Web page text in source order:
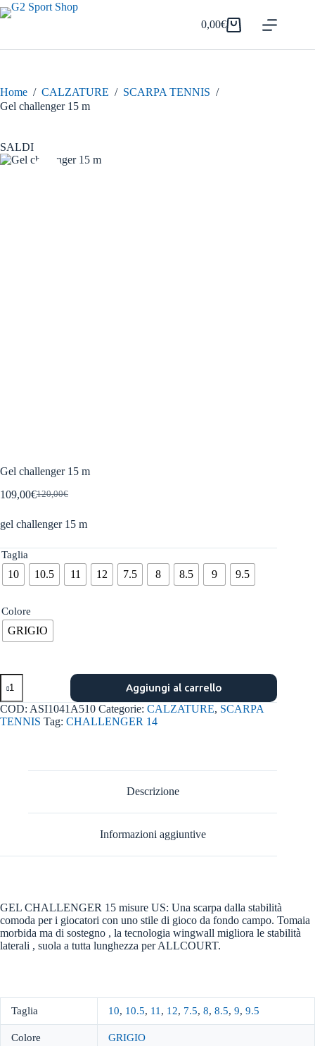
Salta
al
Carrello
0,00€
Home / CALZATURE / SCARPA TENNIS /
Gel challenger 15 m
SALDI
Gel challenger 15 m
120,00€
Il
originale
120,00€.
109,00€Il
attuale
109,00€.
gel challenger 15 m
Taglia
10 10.5 11 12 7.5 8 8.5 9 9.5
Colore
GRIGIO
Gel
challenger
15
m
quantità
Aggiungi al carrello
COD: ASI1041A510 Categorie: CALZATURE, SCARPA
TENNIS Tag: CHALLENGER 14
Descrizione
Informazioni aggiuntive
GEL CHALLENGER 15 misure US: Una scarpa dalla stabilità
comoda per i giocatori con uno stile di gioco da fondo campo. Tomaia
morbida ma di sostegno , la tecnologia wingwall migliora le stabilità
laterali , suola a tutta lunghezza per ALLCOURT.
Taglia 10, 10.5, 11 , 12, 7.5, 8, 8.5, 9, 9.5
Colore GRIGIO